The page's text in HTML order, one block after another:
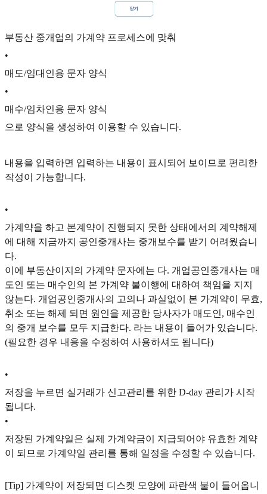
부동산 중개업의 가계약 프로세스에 맞춰
•
매도/임대인용 문자 양식
•
매수/임차인용 문자 양식
으로 양식을 생성하여 이용할 수 있습니다.
내용을 입력하면 입력하는 내용이 표시되어 보이므로 편리한
작성이 가능합니다.
•
가계약을 하고 본계약이 진행되지 못한 상태에서의 계약해제
에 대해 지금까지 공인중개사는 중개보수를 받기 어려웠습니
다.
이에 부동산이지의 가계약 문자에는 다. 개업공인중개사는 매
도인 또는 매수인의 본 가계약 불이행에 대하여 책임을 지지
않는다. 개업공인중개사의 고의나 과실없이 본 가계약이 무효,
취소 또는 해제 되면 원인을 제공한 당사자가 매도인, 매수인
의 중개 보수를 모두 지급한다. 라는 내용이 들어가 있습니다.
(필요한 경우 내용을 수정하여 사용하셔도 됩니다)
•
저장을 누르면 실거래가 신고관리를 위한 D-day 관리가 시작
됩니다.
•
저장된 가계약일은 실제 가계약금이 지급되어야 유효한 계약
이 되므로 가계약일 관리를 통해 일정을 수정할 수 있습니다.
[Tip] 가계약이 저장되면 디스켓 모양에 파란색 불이 들어옵니